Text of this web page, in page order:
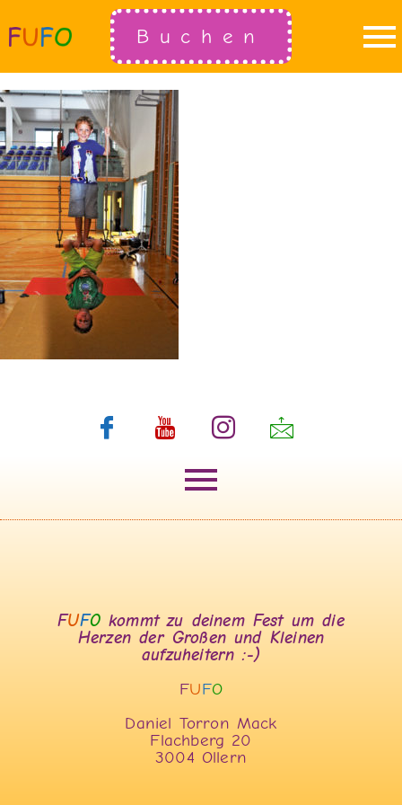
Buchen
FUFOkommt zu deinem Fest um die
Herzen der Großen und Kleinen
aufzuheitern :-)
FUFO
Daniel Torron Mack
Flachberg 20
3004 Ollern